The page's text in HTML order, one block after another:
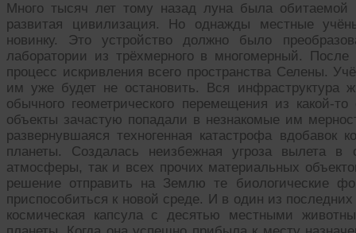
Много тысяч лет тому назад луна была обитаемой
развитая цивилизация. Но однажды местные
новинку. Это устройство должно было
лаборатории из трёхмерного в многомерный. После
процесс искривления всего пространства Селены.
им уже будет не остановить. Вся инфраструктура
обычного геометрического перемещения из
объекты зачастую попадали в незнакомые им
развернувшаяся техногенная катастрофа вдобавок
планеты. Создалась неизбежная угроза вылета
атмосферы, так и всех прочих материальных
решение отправить на Землю те биологические
приспособиться к новой среде. И в один из
космическая капсула с десятью местными